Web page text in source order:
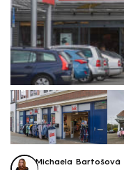
Michaela Bartošová